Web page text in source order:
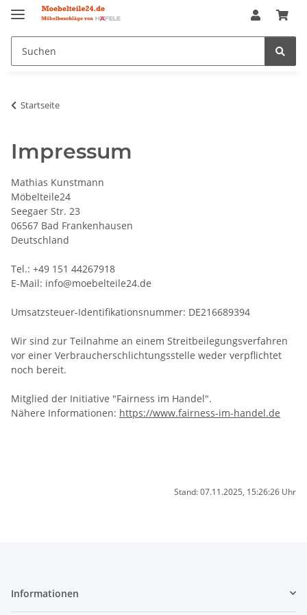
Startseite
Impressum
Mathias Kunstmann
Möbelteile24
Seegaer Str. 23
06567 Bad Frankenhausen
Deutschland
Tel.: +49 151 44267918
E-Mail: info@moebelteile24.de
Umsatzsteuer-Identifikationsnummer: DE216689394
Wir sind zur Teilnahme an einem Streitbeilegungsverfahren
vor einer Verbraucherschlichtungsstelle weder verpflichtet
noch bereit.
Mitglied der Initiative "Fairness im Handel".
Nähere Informationen: https://www.fairness-im-handel.de
Stand: 07.11.2025, 15:26:26 Uhr
Informationen